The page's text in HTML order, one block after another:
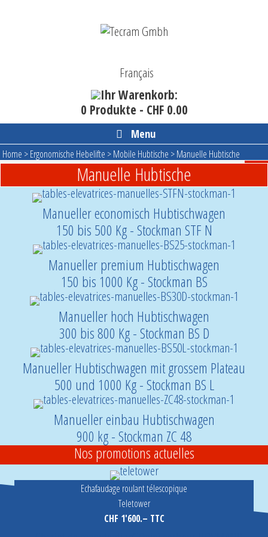
Français
Ihr Warenkorb:
0 Produkte - CHF0.00
Menu
Home >Ergonomische Hebelifte >Mobile Hubtische >Manuelle Hubtische
Manuelle Hubtische
Manueller economisch Hubtischwagen
150 bis 500 Kg - Stockman STF N
Manueller premium Hubtischwagen
150 bis 1000 Kg - Stockman BS
Manueller hoch Hubtischwagen
300 bis 800 Kg - Stockman BS D
Manueller Hubtischwagen mit grossem Plateau
500 und 1000 Kg - Stockman BS L
Manueller einbau Hubtischwagen
900 kg - Stockman ZC 48
Nos promotions actuelles
Echafaudage roulant télescopique
Teletower
CHF 1'600.– TTC